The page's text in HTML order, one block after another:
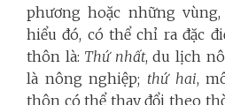
phương hoặc những
hiểu đó, có thể chỉ ra đặc
thôn là: Thứ nhất, du lịch
là nông nghiệp; thứ hai,
thôn có thể thay đổi theo